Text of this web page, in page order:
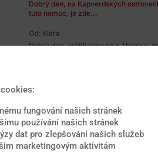
Dobrý den, na Kapverdských
tuto nemoc, je zde...
Od: Klára
Dobrý den, vrátili jsme se z Thajska,
Dobrý den, po návratů ze zemí s
Dobrý den, za 14 dní poletím na Srí
riziko viru...
Dobrý den, virus Zika momentálně
proti virové...
fungování našich stránek
používání našich stránek
dat pro zlepšování našich služeb
marketingovým aktivitám